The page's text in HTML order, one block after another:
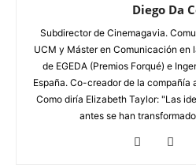
Diego Da
Subdirector de Cinemagavia.
UCM y Máster en Comunicación en
de EGEDA (Premios Forqué) e
España. Co-creador de la compañía
Como diría Elizabeth Taylor: "Las
antes se han